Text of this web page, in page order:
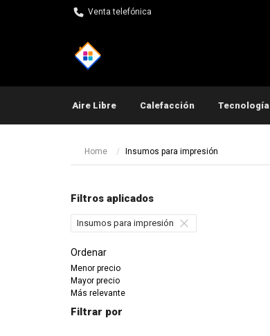
Venta telefónica
Aire Libre Calefacción Tecnología
Home Insumos para impresión
Filtros aplicados
Insumos para impresión
Ordenar
Menor precio
Mayor precio
Más relevante
Filtrar por